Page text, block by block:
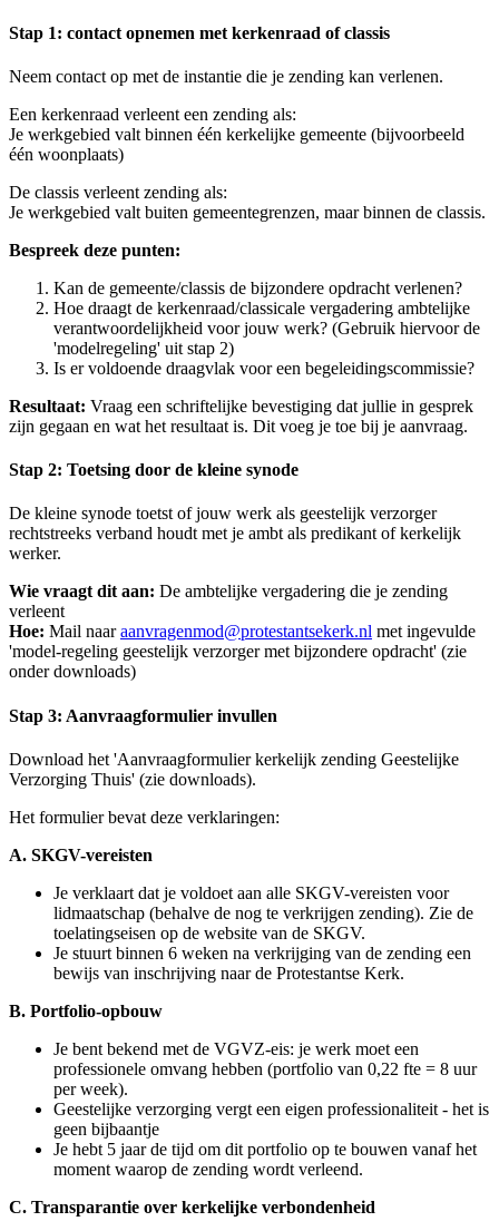
Stap 1: contact opnemen met kerkenraad of classis
Neem contact op met de instantie die je zending kan verlenen.
Een kerkenraad verleent een zending als:
Je werkgebied valt binnen één kerkelijke gemeente (bijvoorbeeld
één woonplaats)
De classis verleent zending als:
Je werkgebied valt buiten gemeentegrenzen, maar binnen de classis.
Bespreek deze punten:
Kan de gemeente/classis de bijzondere opdracht verlenen?
Hoe draagt de kerkenraad/classicale vergadering ambtelijke
verantwoordelijkheid voor jouw werk? (Gebruik hiervoor de
'modelregeling' uit stap 2)
Is er voldoende draagvlak voor een begeleidingscommissie?
Resultaat: Vraag een schriftelijke bevestiging dat jullie in gesprek
zijn gegaan en wat het resultaat is. Dit voeg je toe bij je aanvraag.
Stap 2: Toetsing door de kleine synode
De kleine synode toetst of jouw werk als geestelijk verzorger
rechtstreeks verband houdt met je ambt als predikant of kerkelijk
werker.
Wie vraagt dit aan: De ambtelijke vergadering die je zending
verleent
Hoe: Mail naaraanvragenmod@protestantsekerk.nl met ingevulde
'model-regeling geestelijk verzorger met bijzondere opdracht' (zie
onder downloads)
Stap 3: Aanvraagformulier invullen
Download het 'Aanvraagformulier kerkelijk zending Geestelijke
Verzorging Thuis' (zie downloads).
Het formulier bevat deze verklaringen:
A. SKGV-vereisten
Je verklaart dat je voldoet aan alle SKGV-vereisten voor
lidmaatschap (behalve de nog te verkrijgen zending). Zie de
toelatingseisen op de website van de SKGV.
Je stuurt binnen 6 weken na verkrijging van de zending een
bewijs van inschrijving naar de Protestantse Kerk.
B. Portfolio-opbouw
Je bent bekend met de VGVZ-eis: je werk moet een
professionele omvang hebben (portfolio van 0,22 fte = 8 uur
per week).
Geestelijke verzorging vergt een eigen professionaliteit - het is
geen bijbaantje
Je hebt 5 jaar de tijd om dit portfolio op te bouwen vanaf het
moment waarop de zending wordt verleend.
C. Transparantie over kerkelijke verbondenheid